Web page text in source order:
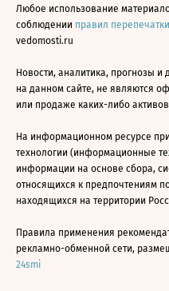
Любое использование
соблюдении правил перепечатки
vedomosti.ru
Новости, аналитика, прогнозы
на данном сайте, не являются
или продаже каких-либо
На информационном ресурсе
технологии (информационные
информации на основе сбора,
относящихся к предпочтениям
находящихся на территории
Правила применения
рекламно-обменной сети,
24smi